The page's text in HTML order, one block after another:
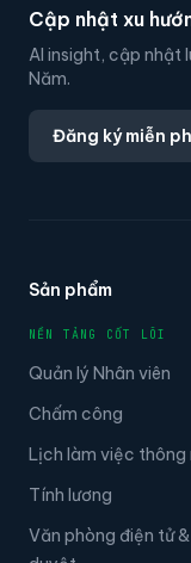
Cập nhật xu
AI insight, cập nhật
Năm.
Đăng ký miễn
Sản phẩm
NỀN TẢNG CỐT LÕI
Quản lý Nhân viên
Chấm công
Lịch làm việc thông
Tính lương
Văn phòng điện tử &